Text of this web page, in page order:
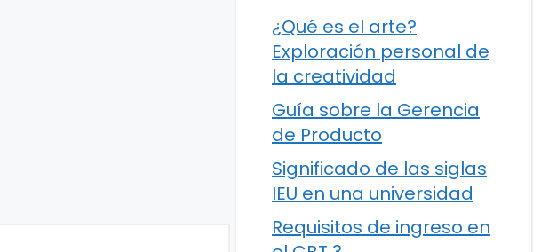
¿Qué es el arte?
Exploración personal de
la creatividad
Guía sobre la Gerencia
de Producto
Significado de las siglas
IEU en una universidad
Requisitos de ingreso en